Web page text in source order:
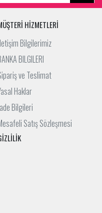
HİZMETLERİ
Bilgilerimiz
BILGILERI
ve Teslimat
Haklar
Bilgileri
Satış Sözleşmesi